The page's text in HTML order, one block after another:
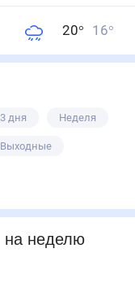
20° 16°
3 дня Неделя
Выходные
на неделю